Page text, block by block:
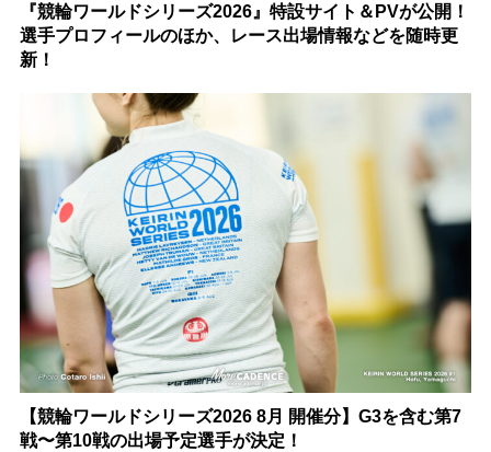
『競輪ワールドシリーズ2026』特設サイト＆PVが公開！
選手プロフィールのほか、レース出場情報などを随時更
新！
【競輪ワールドシリーズ2026 8月 開催分】G3を含む第7
戦〜第10戦の出場予定選手が決定！